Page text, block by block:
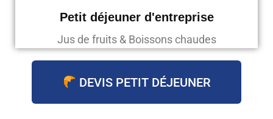
Petit déjeuner d'entreprise
Jus de fruits & Boissons chaudes
DEVIS PETIT DÉJEUNER